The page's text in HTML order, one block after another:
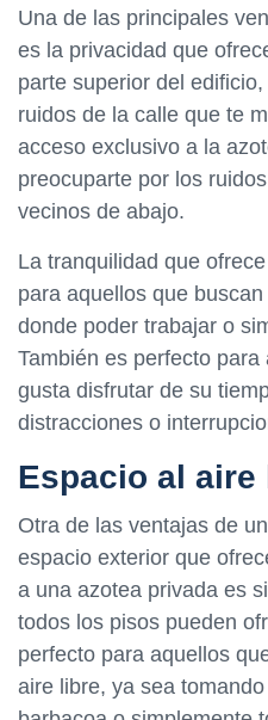
Una de las principales
es la privacidad que
parte superior del
ruidos de la calle que te
acceso exclusivo a la
preocuparte por los
vecinos de abajo.
La tranquilidad que
para aquellos que
donde poder trabajar o
También es perfecto
gusta disfrutar de su
distracciones o
Espacio al aire
Otra de las ventajas de
espacio exterior que
a una azotea privada es
todos los pisos pueden
perfecto para aquellos
aire libre, ya sea